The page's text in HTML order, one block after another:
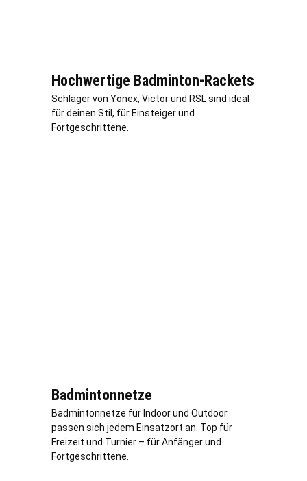
Hochwertige Badminton-Rackets
Schläger von Yonex, Victor und RSL sind ideal
für deinen Stil, für Einsteiger und
Fortgeschrittene.
Badmintonnetze
Badmintonnetze für Indoor und Outdoor
passen sich jedem Einsatzort an. Top für
Freizeit und Turnier – für Anfänger und
Fortgeschrittene.